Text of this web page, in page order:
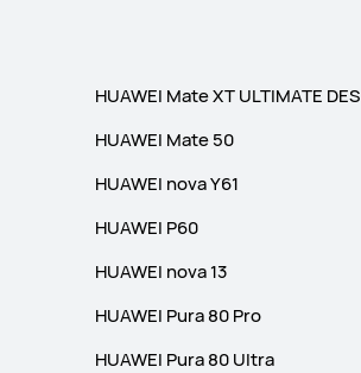
HUAWEI Mate XT ULTIMATE
HUAWEI Mate 50
HUAWEI nova Y61
HUAWEI P60
HUAWEI nova 13
HUAWEI Pura 80 Pro
HUAWEI Pura 80 Ultra